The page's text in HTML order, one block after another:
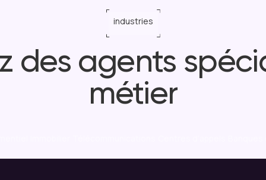
industries
des agents
métier